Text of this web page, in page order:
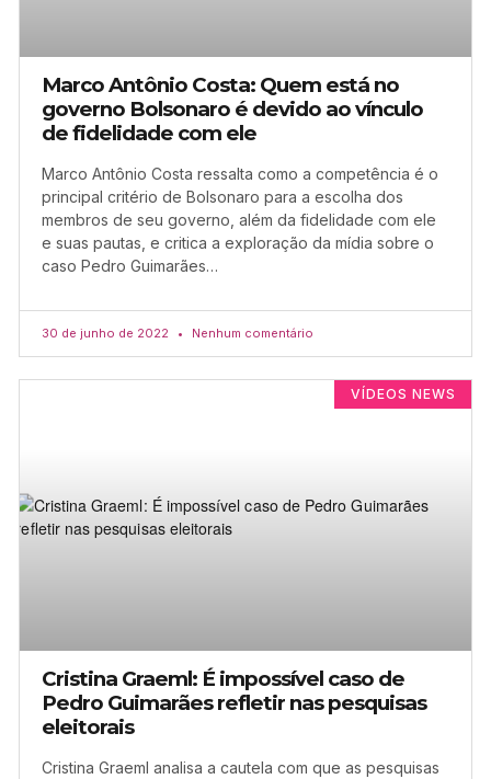
Marco Antônio Costa: Quem está no
governo Bolsonaro é devido ao vínculo
de fidelidade com ele
Marco Antônio Costa ressalta como a competência é o
principal critério de Bolsonaro para a escolha dos
membros de seu governo, além da fidelidade com ele
e suas pautas, e critica a exploração da mídia sobre o
caso Pedro Guimarães…
30 de junho de 2022 Nenhum comentário
VÍDEOS NEWS
Cristina Graeml: É impossível caso de
Pedro Guimarães refletir nas pesquisas
eleitorais
Cristina Graeml analisa a cautela com que as pesquisas